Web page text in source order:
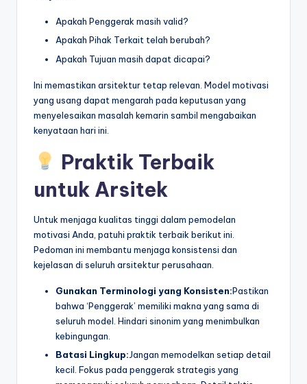
Apakah Penggerak masih valid?
Apakah Pihak Terkait telah berubah?
Apakah Tujuan masih dapat dicapai?
Ini memastikan arsitektur tetap relevan. Model motivasi
yang usang dapat mengarah pada keputusan yang
menyelesaikan masalah kemarin sambil mengabaikan
kenyataan hari ini.
Praktik Terbaik
untuk Arsitek
Untuk menjaga kualitas tinggi dalam pemodelan
motivasi Anda, patuhi praktik terbaik berikut ini.
Pedoman ini membantu menjaga konsistensi dan
kejelasan di seluruh arsitektur perusahaan.
Gunakan Terminologi yang Konsisten:Pastikan
bahwa ‘Penggerak’ memiliki makna yang sama di
seluruh model. Hindari sinonim yang menimbulkan
kebingungan.
Batasi Lingkup:Jangan memodelkan setiap detail
kecil. Fokus pada penggerak strategis yang